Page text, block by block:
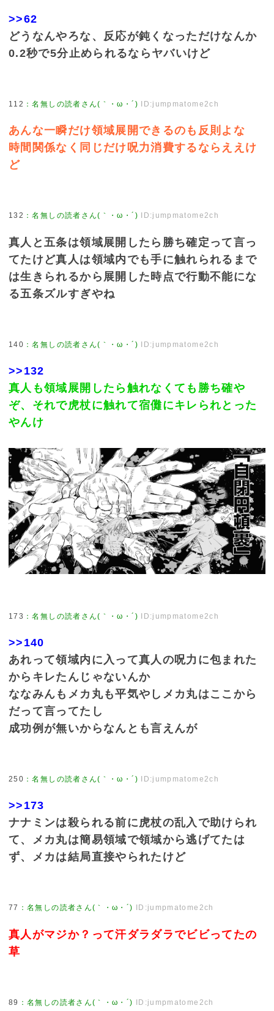
>>62
どうなんやろな、反応が鈍くなっただけなんか
0.2秒で5分止められるならヤバいけど
112 ：名無しの読者さん(｀・ω・´) ID:jumpmatome2ch
あんな一瞬だけ領域展開できるのも反則よな
時間関係なく同じだけ呪力消費するならええけ
ど
132 ：名無しの読者さん(｀・ω・´) ID:jumpmatome2ch
真人と五条は領域展開したら勝ち確定って言っ
てたけど真人は領域内でも手に触れられるまで
は生きられるから展開した時点で行動不能にな
る五条ズルすぎやね
140 ：名無しの読者さん(｀・ω・´) ID:jumpmatome2ch
>>132
真人も領域展開したら触れなくても勝ち確や
ぞ、それで虎杖に触れて宿儺にキレられとった
やんけ
173 ：名無しの読者さん(｀・ω・´) ID:jumpmatome2ch
>>140
あれって領域内に入って真人の呪力に包まれた
からキレたんじゃないんか
ななみんもメカ丸も平気やしメカ丸はここから
だって言ってたし
成功例が無いからなんとも言えんが
250 ：名無しの読者さん(｀・ω・´) ID:jumpmatome2ch
>>173
ナナミンは殺られる前に虎杖の乱入で助けられ
て、メカ丸は簡易領域で領域から逃げてたは
ず、メカは結局直接やられたけど
77 ：名無しの読者さん(｀・ω・´) ID:jumpmatome2ch
真人がマジか？って汗ダラダラでビビってたの
草
89 ：名無しの読者さん(｀・ω・´) ID:jumpmatome2ch